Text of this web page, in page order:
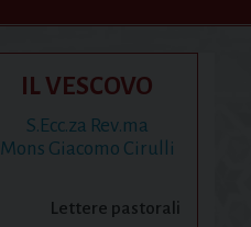
IL VESCOVO
S.Ecc.za Rev.ma
Mons Giacomo Cirulli
Lettere pastorali